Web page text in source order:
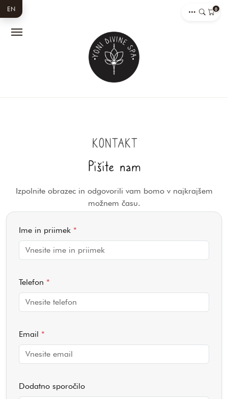
0
EN
KONTAKT
Pišite nam
Izpolnite obrazec in odgovorili vam bomo v najkrajšem
možnem času.
Ime in priimek *
Telefon *
Email *
Dodatno sporočilo